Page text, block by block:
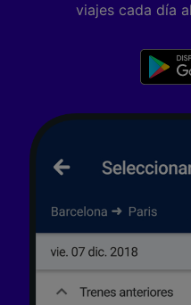
viajes cada día